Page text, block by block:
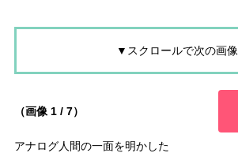
▼スクロールで次の画像
（画像 1 / 7）
アナログ人間の一面を明かした